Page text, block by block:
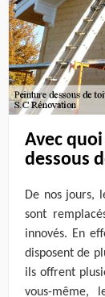
Avec
dessous
De nos jours,
sont
innovés. En
disposent de
ils offrent
vous-même,